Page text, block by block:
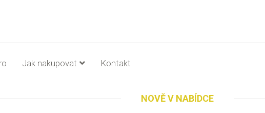
Jak nakupovat Kontakt
NOVĚ V NABÍDCE